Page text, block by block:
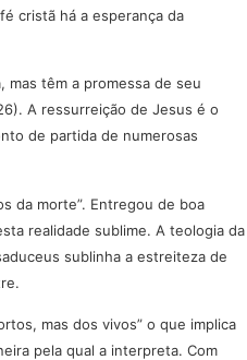
cristã há a esperança da
têm a promessa de seu
A ressurreição de Jesus é o
de partida de numerosas
da morte”. Entregou de boa
realidade sublime. A teologia da
sublinha a estreiteza de
mas dos vivos” o que implica
pela qual a interpreta. Com